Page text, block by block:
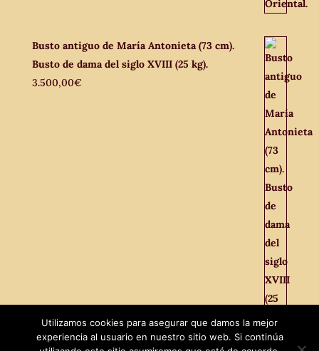
Busto antiguo de María Antonieta (73 cm).
Busto de dama del siglo XVIII (25 kg).
3.500,00€
Facebook
Utilizamos cookies para asegurar que damos la mejor
experiencia al usuario en nuestro sitio web. Si continúa